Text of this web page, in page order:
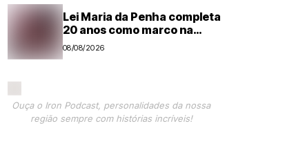
Lei Maria da Penha completa
20 anos como marco na
proteção às mulheres, mas
08/08/2026
Ouça o Iron Podcast, personalidades da nossa
região sempre com histórias incríveis!